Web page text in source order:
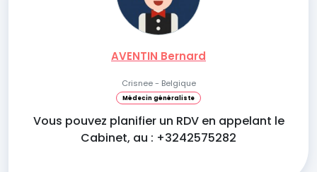
AVENTIN Bernard
Crisnee - Belgique
Médecin généraliste
Vous pouvez planifier un RDV en appelant le
Cabinet, au : +3242575282